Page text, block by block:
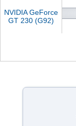
NVIDIA GeForce
GT 230 (G92)